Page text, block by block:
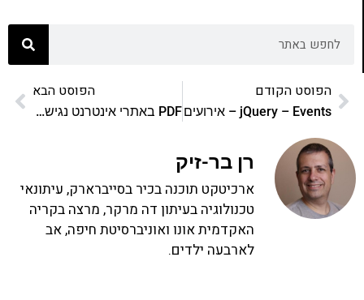
הפוסט הקודם
jQuery – Events – אירועים
הפוסט הבא
PDF באתרי אינטרנט נגישים
רן בר-זיק
ארכיטקט תוכנה בכיר בסייברארק, עיתונאי
טכנולוגיה בעיתון דה מרקר, מרצה בקריה
האקדמית אונו ואוניברסיטת חיפה, אב
לארבעה ילדים.